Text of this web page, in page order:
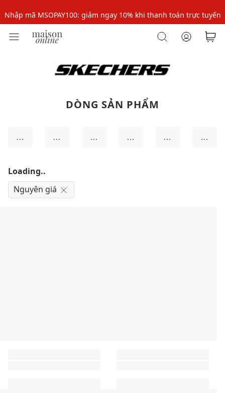
Nhập mã MSOPAY100: giảm ngay 10% khi thanh toán trực tuyến
Nhập mã: MSOXINCHAO - Giảm 10% đơn đầu cho thành viên mới!
Nhập mã: MSOXINCHAO - Giảm 10% đơn đầu cho thành viên mới!
DÒNG SẢN PHẨM
... ... ... ... ... ...
Loading..
Nguyên giá